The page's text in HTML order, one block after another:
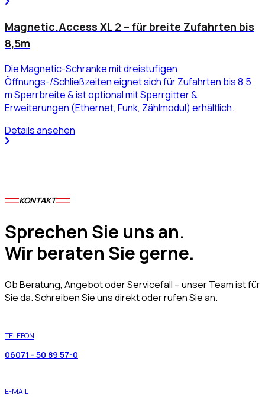
Magnetic.Access XL 2 – für breite Zufahrten bis
8,5m
Die Magnetic-Schranke mit dreistufigen
Öffnungs-/Schließzeiten eignet sich für Zufahrten bis 8,5
m Sperrbreite & ist optional mit Sperrgitter &
Erweiterungen (Ethernet, Funk, Zählmodul) erhältlich.
Details ansehen
KONTAKT
Sprechen Sie uns an.
Wir beraten Sie gerne.
Ob Beratung, Angebot oder Servicefall – unser Team ist für
Sie da. Schreiben Sie uns direkt oder rufen Sie an.
TELEFON
06071 - 50 89 57-0
E-MAIL